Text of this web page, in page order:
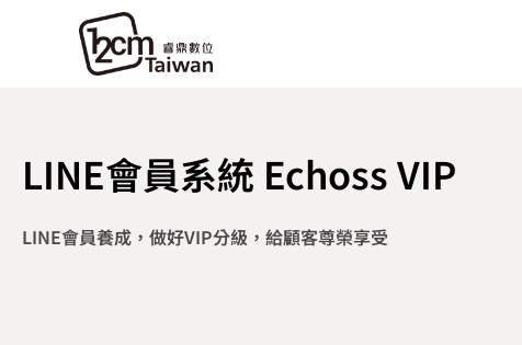
LINE會員系統 Echoss VIP
LINE會員養成，做好VIP分級，給顧客尊榮享受